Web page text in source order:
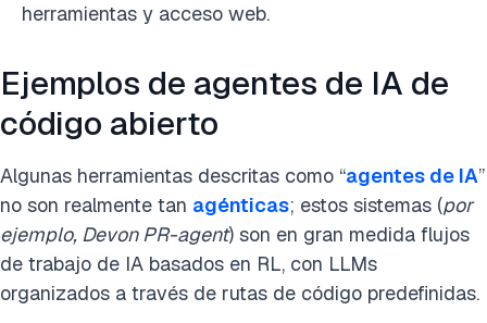
herramientas y acceso web.
Ejemplos de agentes de IA de
código abierto
Algunas herramientas descritas como “agentes de IA”
no son realmente tan agénticas; estos sistemas (por
ejemplo, Devon PR-agent) son en gran medida flujos
de trabajo de IA basados en RL, con LLMs
organizados a través de rutas de código predefinidas.